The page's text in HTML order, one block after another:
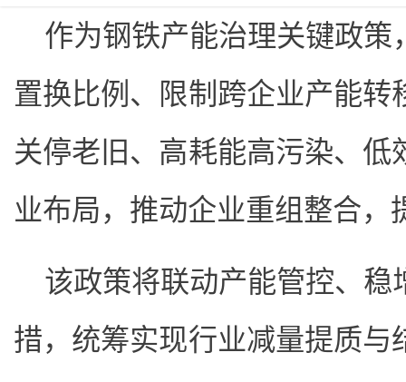
作为钢铁产能治理关键政策
置换比例、限制跨企业产能转
关停老旧、高耗能高污染、低
业布局，推动企业重组整合，
该政策将联动产能管控、稳
措，统筹实现行业减量提质与